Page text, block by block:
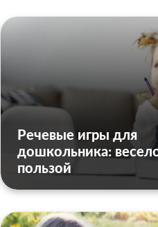
Речевые игры для
дошкольника:
пользой